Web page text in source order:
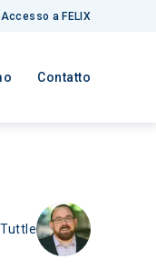
Accesso a FELIX
Contatto